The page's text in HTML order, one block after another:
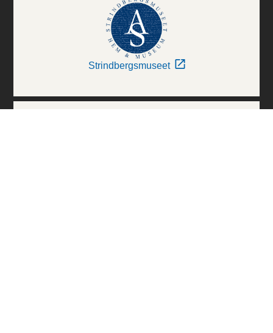
Strindbergsmuseet